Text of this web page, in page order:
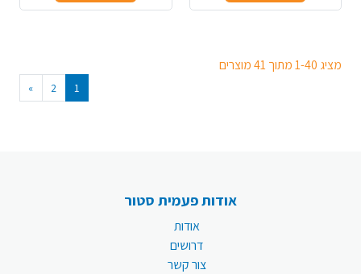
מציג 1-40 מתוך 41 מוצרים
1
2
»
אודות פעמית סטור
אודות
דרושים
צור קשר